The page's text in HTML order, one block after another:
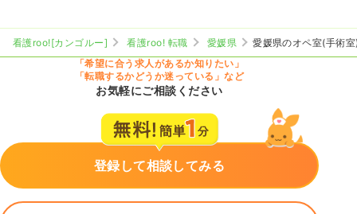
看護roo![カンゴルー] 看護roo! 転職 愛媛県
愛媛県のオペ室(手術
「希望に合う求人があるか知りたい」
「転職するかどうか迷っている」など
お気軽にご相談ください
登録して相談してみる